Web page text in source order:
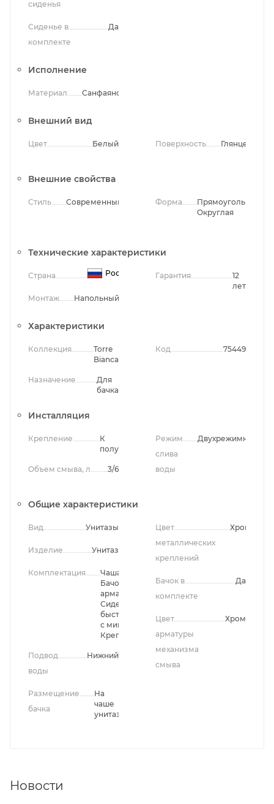
сиденья
Сиденье в
комплекте
Да
Исполнение
Материал Санфаянс
Внешний вид
Цвет Белый Поверхность Глянцевая
Внешние свойства
Стиль Современный Форма
Прямоугольная,
Округлая
Технические характеристики
Страна Россия
Монтаж Напольный
Гарантия
12
лет
Характеристики
Коллекция
Torre
Bianca
Назначение
Для
бачка
Код 75449
Инсталляция
Крепление
К
полу
Объем смыва, л 3/6
Режим
слива
воды
Двухрежимный
Общие характеристики
Вид Унитазы
Изделие Унитаз
Комплектация
Чаша унитаза,
Бачок, Сливная
арматура,
Сиденье
быстросъемное
с микролифтом,
Крепления
Подвод
воды
Нижний
Размещение
бачка
На
чаше
унитаза
Цвет
металлических
креплений
Хром
Бачок в
комплекте
Да
Цвет
арматуры
механизма
смыва
Хром
Новости